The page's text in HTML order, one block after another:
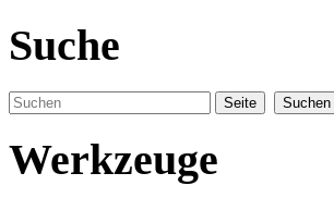
Suche
Werkzeuge